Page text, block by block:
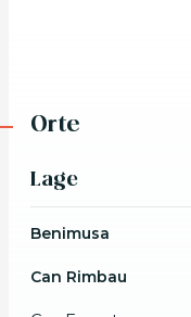
Orte
Lage
Benimusa
Can Rimbau